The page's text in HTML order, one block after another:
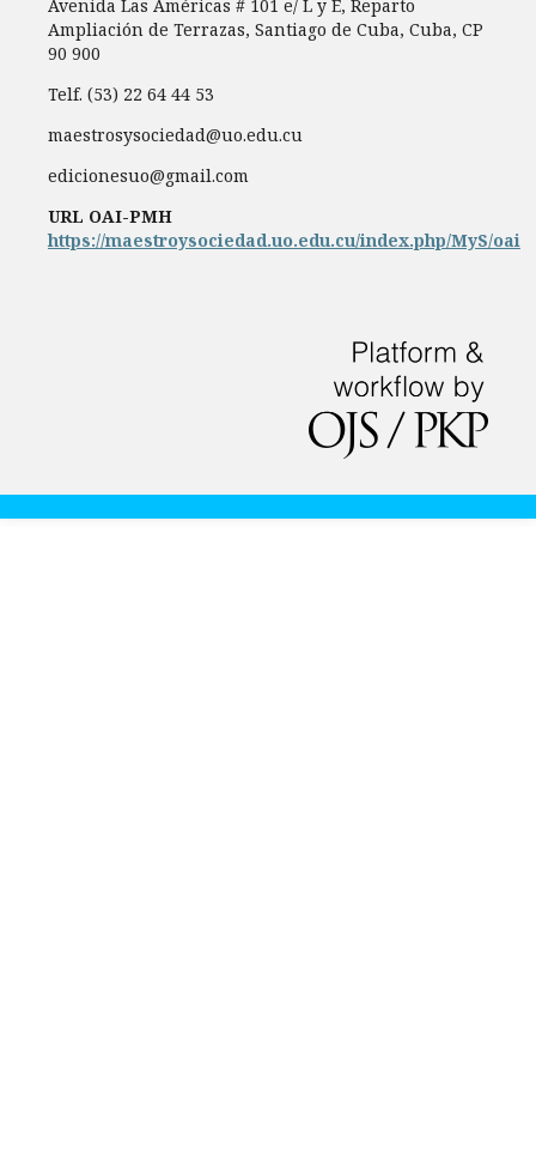
Avenida Las Américas # 101 e/ L y E, Reparto
Ampliación de Terrazas, Santiago de Cuba, Cuba, CP
90 900
Telf. (53) 22 64 44 53
maestrosysociedad@uo.edu.cu
edicionesuo@gmail.com
URL OAI-PMH
https://maestroysociedad.uo.edu.cu/index.php/MyS/oai